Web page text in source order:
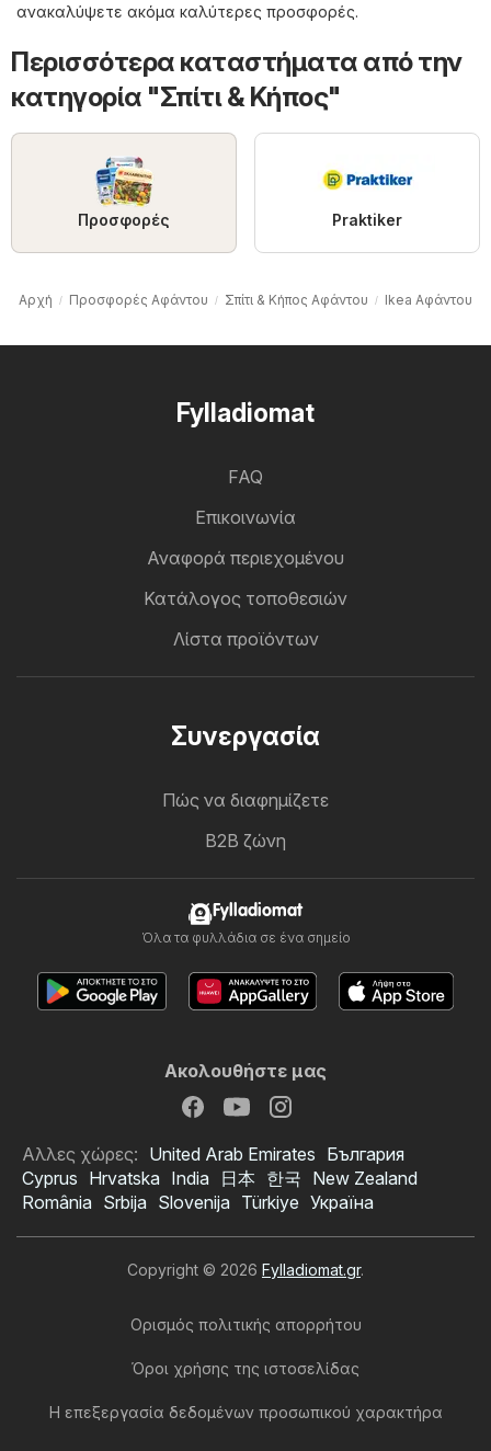
ανακαλύψετε ακόμα καλύτερες προσφορές.
Περισσότερα καταστήματα από την
κατηγορία "Σπίτι & Κήπος"
Προσφορές Praktiker
Αρχή Προσφορές Αφάντου Σπίτι & Κήπος Αφάντου Ikea Αφάντου
Fylladiomat
FAQ
Επικοινωνία
Αναφορά περιεχομένου
Κατάλογος τοποθεσιών
Λίστα προϊόντων
Συνεργασία
Πώς να διαφημίζετε
B2B ζώνη
Fylladiomat
Όλα τα φυλλάδια σε ένα σημείο
Ακολουθήστε μας
Αλλες χώρες: United Arab Emirates България
Cyprus Hrvatska India 日本 한국 New Zealand
România Srbija Slovenija Türkiye Україна
Copyright © 2026 Fylladiomat.gr.
Ορισμός πολιτικής απορρήτου
Όροι χρήσης της ιστοσελίδας
Η επεξεργασία δεδομένων προσωπικού χαρακτήρα